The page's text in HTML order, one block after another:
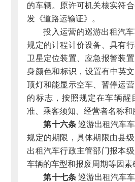
的车辆。原许可机关核实符
发《道路运输证》。
投入运营的巡游出租汽
规定的计程计价设备、具有
卫星定位装置、应急报警装
身颜色和标识，设置有中英
顶灯和能显示空车、暂停运
的标志，按照规定在车辆醒
准、乘客须知、经营者名称和
第十六条巡游出租汽车
规定的期限，具体期限由县
出租汽车行政主管部门报本
车辆的车型和报废周期等因素
第十七条巡游出租汽车